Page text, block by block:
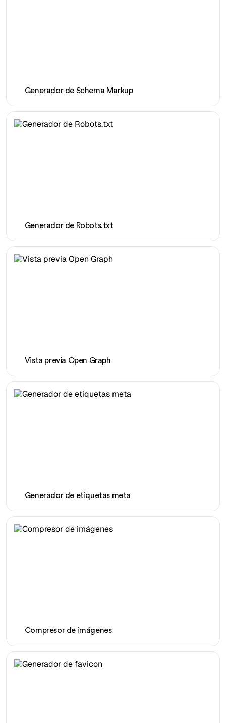
Generador de Schema Markup
Generador de Robots.txt
Vista previa Open Graph
Generador de etiquetas meta
Compresor de imágenes